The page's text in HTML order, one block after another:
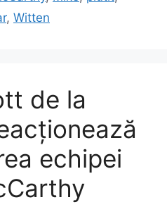
, Witten
de la
echipei